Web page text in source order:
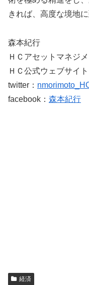
きれば、高度な境地
森本紀行
ＨＣアセットマネジ
ＨＣ公式ウェブサイト
twitter：
facebook： 森本紀行
経済